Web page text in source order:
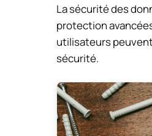
La sécurité des
protection
utilisateurs
sécurité.